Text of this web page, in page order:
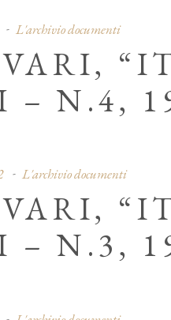
L'archivio documenti
N.4,
L'archivio documenti
N.3,